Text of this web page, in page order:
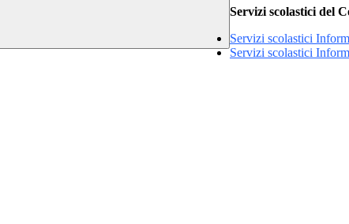
Servizi scolastici del
Servizi scolastici
Servizi scolastici